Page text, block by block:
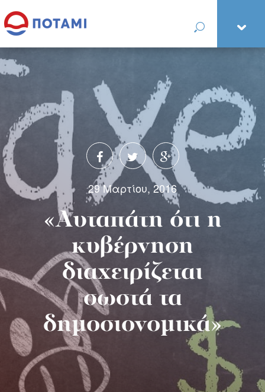
29 Μαρτίου, 2016
«Αυταπάτη ότι η
κυβέρνηση
διαχειρίζεται
σωστά τα
δημοσιονομικά»